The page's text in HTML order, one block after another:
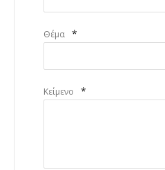
Θέμα *
Κείμενο *